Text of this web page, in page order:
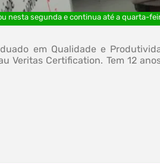
nesta segunda e continua até a quarta-
em Qualidade e
Veritas Certification. Tem 12